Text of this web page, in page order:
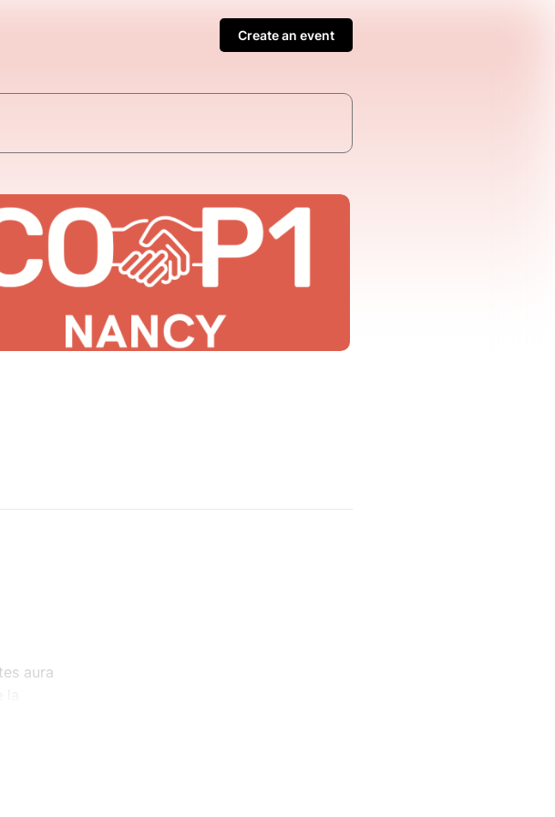
Create an event
aura
à